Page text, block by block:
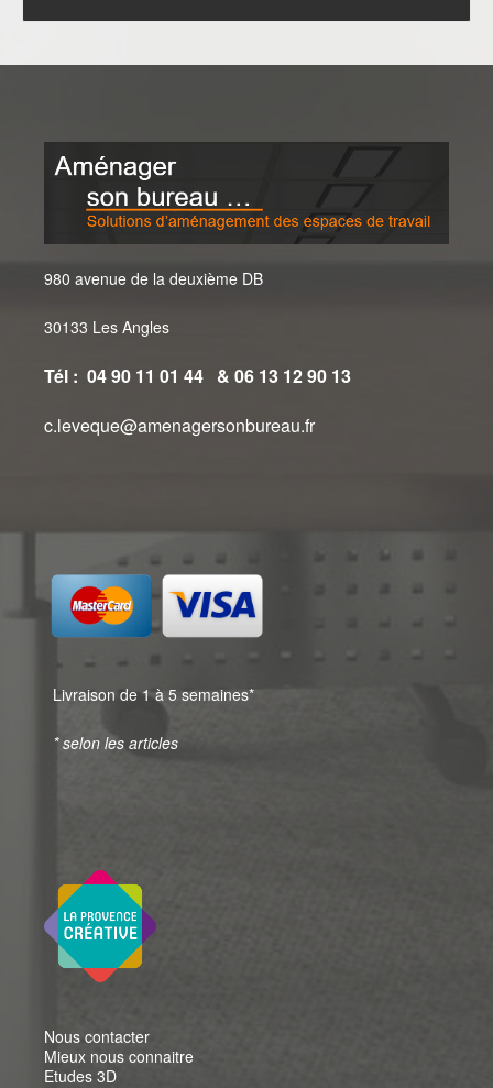
980 avenue de la deuxième DB
30133 Les Angles
Tél : 04 90 11 01 44 & 06 13 12 90 13
c.leveque@amenagersonbureau.fr
Livraison de 1 à 5 semaines*
* selon les articles
Nous contacter
Mieux nous connaitre
Etudes 3D